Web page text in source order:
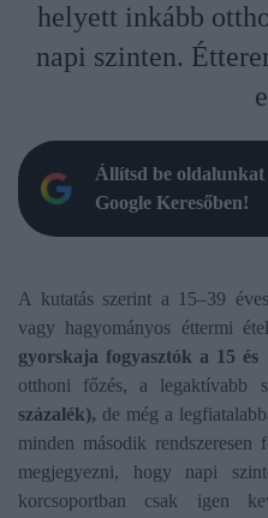
helyett inkább
napi szinten.
Állítsd be
Google Keresőben!
A kutatás szerint a 15–39
vagy hagyományos éttermi
gyorskaja fogyasztók a 15 és
otthoni főzés, a legaktívabb
százalék), de még a
minden második
megjegyezni, hogy napi
korcsoportban csak igen